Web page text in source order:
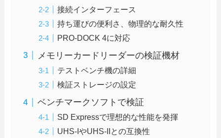
接続インターフェース
持ち運びの便利さ、物理的な耐久性
PRO-DOCK 4に対応
メモリーカードリーダーの検証機材
テストベンチ機の詳細
検証ストレージの設定
ベンチマークソフトで検証
SD Expressで理想的な性能を発揮
UHS-IやUHS-IIとの互換性